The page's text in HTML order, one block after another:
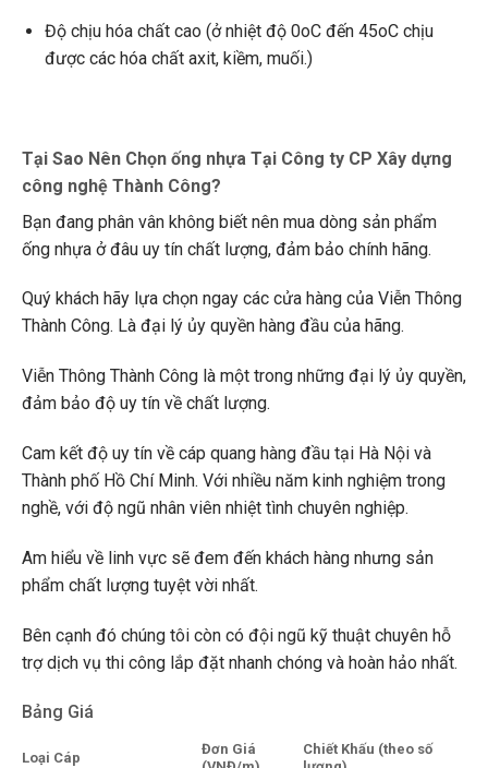
Độ chịu hóa chất cao (ở nhiệt độ 0oC đến 45oC chịu
được các hóa chất axit, kiềm, muối.)
Tại Sao Nên Chọn ống nhựa Tại Công ty CP Xây dựng
công nghệ Thành Công?
Bạn đang phân vân không biết nên mua dòng sản phẩm
ống nhựa ở đâu uy tín chất lượng, đảm bảo chính hãng.
Quý khách hãy lựa chọn ngay các cửa hàng của Viễn Thông
Thành Công. Là đại lý ủy quyền hàng đầu của hãng.
Viễn Thông Thành Công là một trong những đại lý ủy quyền,
đảm bảo độ uy tín về chất lượng.
Cam kết độ uy tín về cáp quang hàng đầu tại Hà Nội và
Thành phố Hồ Chí Minh. Với nhiều năm kinh nghiệm trong
nghề, với độ ngũ nhân viên nhiệt tình chuyên nghiệp.
Am hiểu về linh vực sẽ đem đến khách hàng nhưng sản
phẩm chất lượng tuyệt vời nhất.
Bên cạnh đó chúng tôi còn có đội ngũ kỹ thuật chuyên hỗ
trợ dịch vụ thi công lắp đặt nhanh chóng và hoàn hảo nhất.
Bảng Giá
Loại Cáp
Đơn Giá
Chiết Khấu (theo số